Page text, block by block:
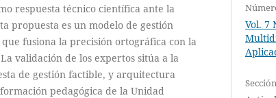
respuesta técnico científica ante la
propuesta es un modelo de gestión
fusiona la precisión ortográfica con la
validación de los expertos sitúa a la
de gestión factible, y arquitectura
pedagógica de la Unidad
Vol. 7
Sección